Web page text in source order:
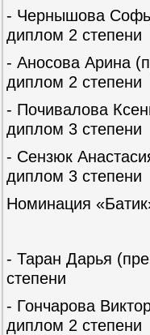
- Чернышова
диплом 2 степени
- Аносова Арина
диплом 2 степени
- Почивалова
диплом 3 степени
- Сензюк
диплом 3 степени
Номинация
9 –
- Таран Дарья
степени
- Гончарова
диплом 2 степени